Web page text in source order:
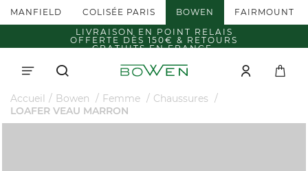
MANFIELD COLISÉE PARIS BOWEN
FAIRMOUNT
LIVRAISON EN POINT RELAIS
OFFERTE DÈS 150€ & RETOURS
GRATUITS EN FRANCE.
Accueil Bowen Femme
Chaussures
LOAFER VEAU MARRON